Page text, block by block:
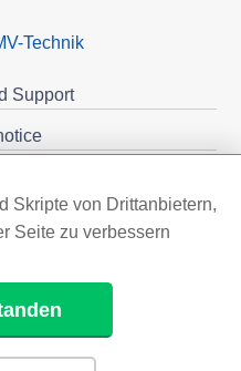
Technik
Support
Skripte von Drittanbietern,
Seite zu verbessern